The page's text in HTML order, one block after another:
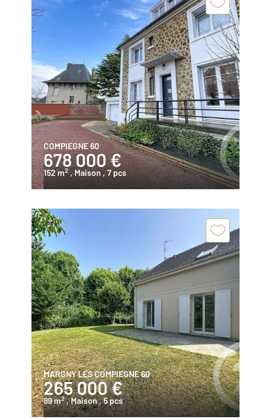
COMPIEGNE 60
678 000 €
152 m2 , Maison, 7 pcs
MARGNY LES COMPIEGNE 60
265 000 €
89 m2 , Maison, 5 pcs